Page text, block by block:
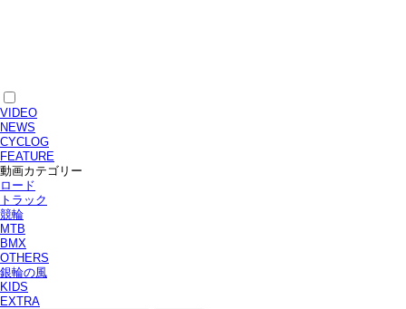
VIDEO
NEWS
CYCLOG
FEATURE
動画カテゴリー
ロード
トラック
競輪
MTB
BMX
OTHERS
銀輪の風
KIDS
EXTRA